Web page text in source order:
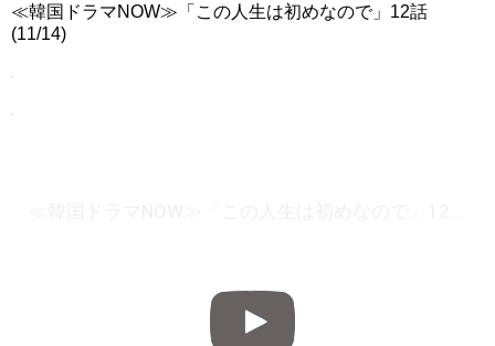
≪韓国ドラマNOW≫「この人生は初めなので」12話
(11/14)